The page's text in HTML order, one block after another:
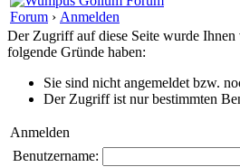
Forum › Anmelden
Der Zugriff auf diese Seite wurde
folgende Gründe haben:
Sie sind nicht angemeldet bzw.
Der Zugriff ist nur bestimmten
Anmelden
Benutzername: